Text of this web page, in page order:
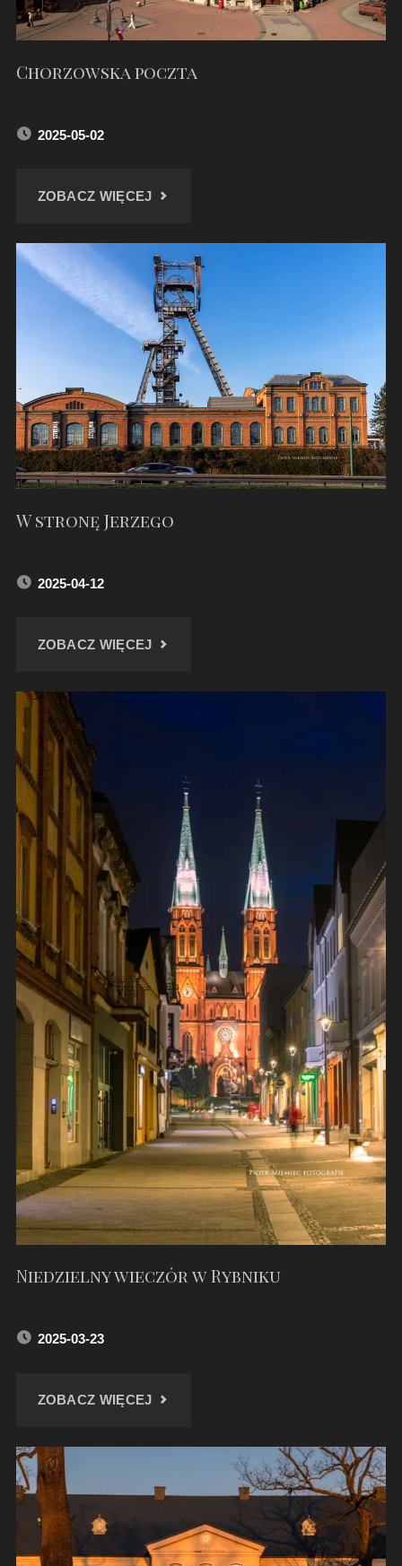
LATACH"
Chorzowska poczta
2025-05-02
ZOBACZ WIĘCEJ"CHORZOWSKA
W stronę Jerzego
2025-04-12
ZOBACZ WIĘCEJ"W
Niedzielny wieczór w Rybniku
2025-03-23
ZOBACZ WIĘCEJ"NIEDZIELNY
WIECZÓR
W
RYBNIKU"